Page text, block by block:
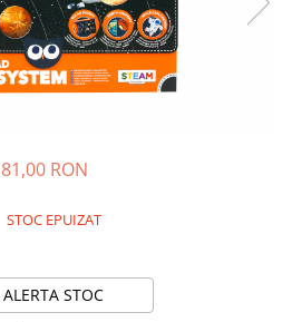
81,00 RON
STOC EPUIZAT
ALERTA STOC